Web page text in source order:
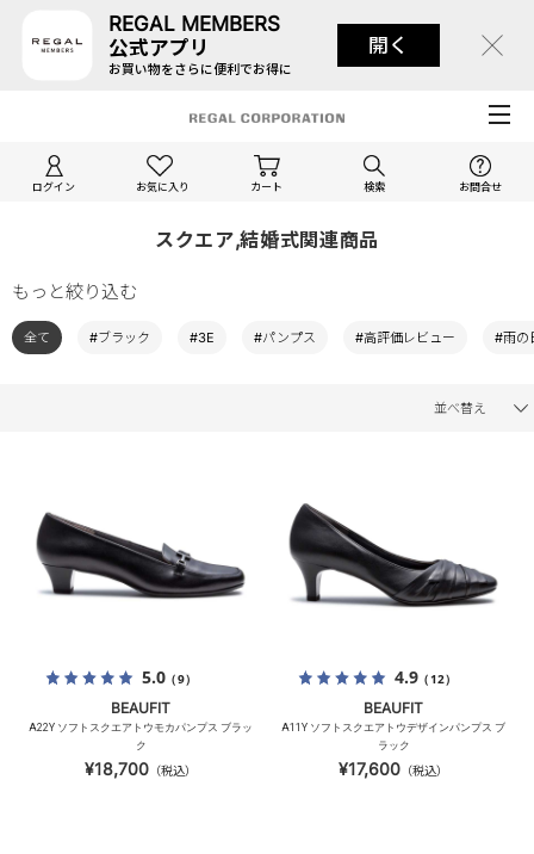
REGAL MEMBERS
公式アプリ
お買い物をさらに便利でお得に
開く
ログイン お気に入り カート 検索 お問合せ
スクエア,結婚式関連商品
もっと絞り込む
全て #ブラック #3E #パンプス #高評価レビュー #雨の
並べ替え
5.0（9）
BEAUFIT
A22Y ソフトスクエアトウモカパンプス ブラッ
ク
¥18,700 （税込）
4.9（12）
BEAUFIT
A11Y ソフトスクエアトウデザインパンプス ブ
ラック
¥17,600 （税込）